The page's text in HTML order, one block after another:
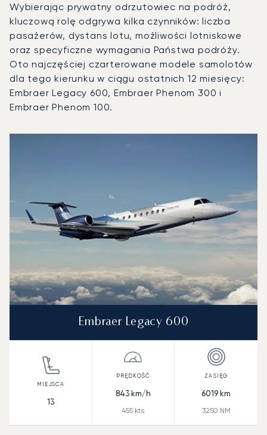
Wybierając prywatny odrzutowiec na podróż,
kluczową rolę odgrywa kilka czynników: liczba
pasażerów, dystans lotu, możliwości lotniskowe
oraz specyficzne wymagania Państwa podróży.
Oto najczęściej czarterowane modele samolotów
dla tego kierunku w ciągu ostatnich 12 miesięcy:
Embraer Legacy 600, Embraer Phenom 300 i
Embraer Phenom 100.
Embraer Legacy 600
13
843km/h
455 kts
6019 km
3250 NM